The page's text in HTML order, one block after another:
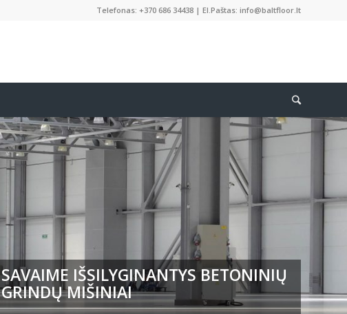
Telefonas: +370 686 34438 | El.Paštas: info@baltfloor.lt
SAVAIME IŠSILYGINANTYS BETONINIŲ
GRINDŲ MIŠINIAI